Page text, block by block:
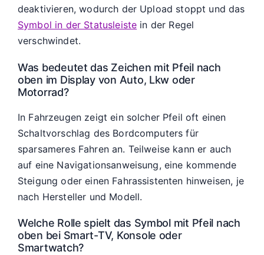
deaktivieren, wodurch der Upload stoppt und das
Symbol in der Statusleiste in der Regel
verschwindet.
Was bedeutet das Zeichen mit Pfeil nach
oben im Display von Auto, Lkw oder
Motorrad?
In Fahrzeugen zeigt ein solcher Pfeil oft einen
Schaltvorschlag des Bordcomputers für
sparsameres Fahren an. Teilweise kann er auch
auf eine Navigationsanweisung, eine kommende
Steigung oder einen Fahrassistenten hinweisen, je
nach Hersteller und Modell.
Welche Rolle spielt das Symbol mit Pfeil nach
oben bei Smart-TV, Konsole oder
Smartwatch?